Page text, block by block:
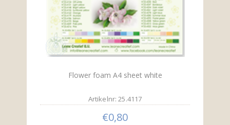
Flower foam A4 sheet white
Artikelnr: 25.4117
€0,80